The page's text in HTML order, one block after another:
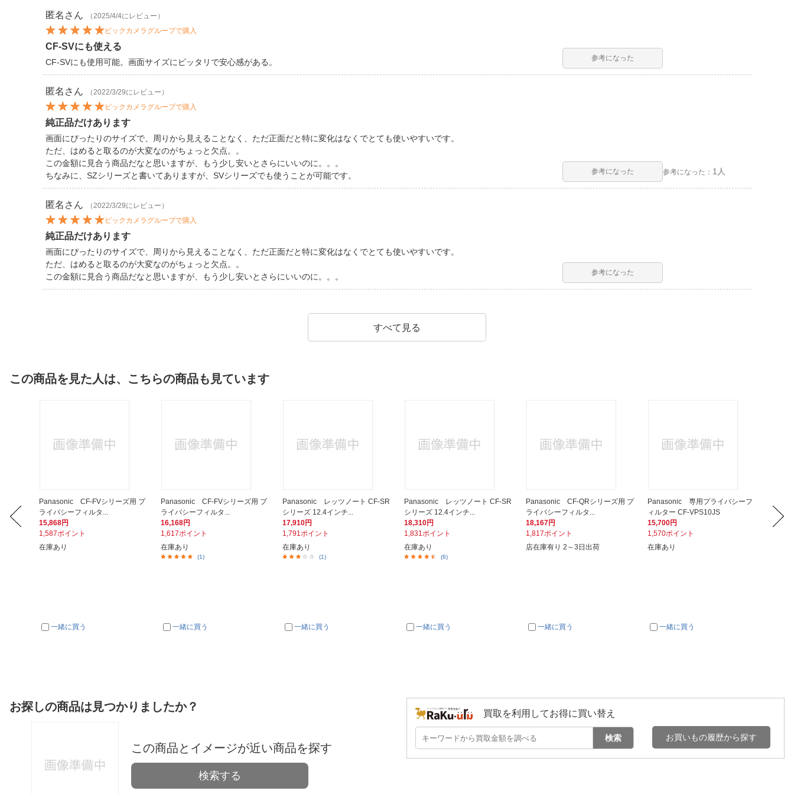
匿名 さん
（2025/4/4にレビュー）
ビックカメラグループで購入
CF-SVにも使える
CF-SVにも使用可能。画面サイズにピッタリで安心感がある。 参考になった
匿名 さん
（2022/3/29にレビュー）
ビックカメラグループで購入
純正品だけあります
画面にぴったりのサイズで、周りから見えることなく、ただ正面だと特に変化はなくでとても使いやすいです。
ただ、はめると取るのが大変なのがちょっと欠点。。
この金額に見合う商品だなと思いますが、もう少し安いとさらにいいのに。。。
ちなみに、SZシリーズと書いてありますが、SVシリーズでも使うことが可能です。
参考になった 参考になった： 1人
匿名 さん
（2022/3/29にレビュー）
ビックカメラグループで購入
純正品だけあります
画面にぴったりのサイズで、周りから見えることなく、ただ正面だと特に変化はなくでとても使いやすいです。
ただ、はめると取るのが大変なのがちょっと欠点。。
この金額に見合う商品だなと思いますが、もう少し安いとさらにいいのに。。。
参考になった
すべて見る
この商品を見た人は、こちらの商品も見ています
Panasonic CF-FVシリーズ用 プ
ライバシーフィルタ...
15,868円
1,587ポイント
在庫あり
一緒に買う
Panasonic CF-FVシリーズ用 プ
ライバシーフィルタ...
16,168円
1,617ポイント
在庫あり
(1)
一緒に買う
Panasonic レッツノート CF-SR
シリーズ 12.4インチ...
17,910円
1,791ポイント
在庫あり
(1)
一緒に買う
Panasonic レッツノート CF-SR
シリーズ 12.4インチ...
18,310円
1,831ポイント
在庫あり
(6)
一緒に買う
Panasonic CF-QRシリーズ用 プ
ライバシーフィルタ...
18,167円
1,817ポイント
店在庫有り 2～3日出荷
一緒に買う
Panasonic 専用プライバシーフ
ィルター CF-VPS10JS
15,700円
1,570ポイント
在庫あり
一緒に買う
SRシ
16,751
お探しの商品は見つかりましたか？
この商品とイメージが近い商品を探す
検索する
買取を利用してお得に買い替え
検索 お買いもの履歴から探す